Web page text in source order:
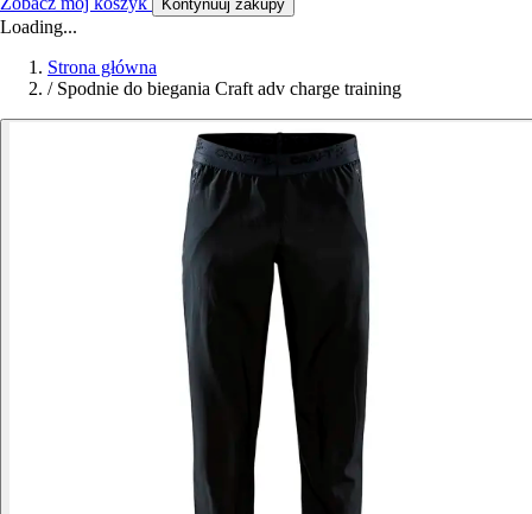
Kontynuuj zakupy
Loading...
Strona główna
/ Spodnie do biegania Craft adv charge training